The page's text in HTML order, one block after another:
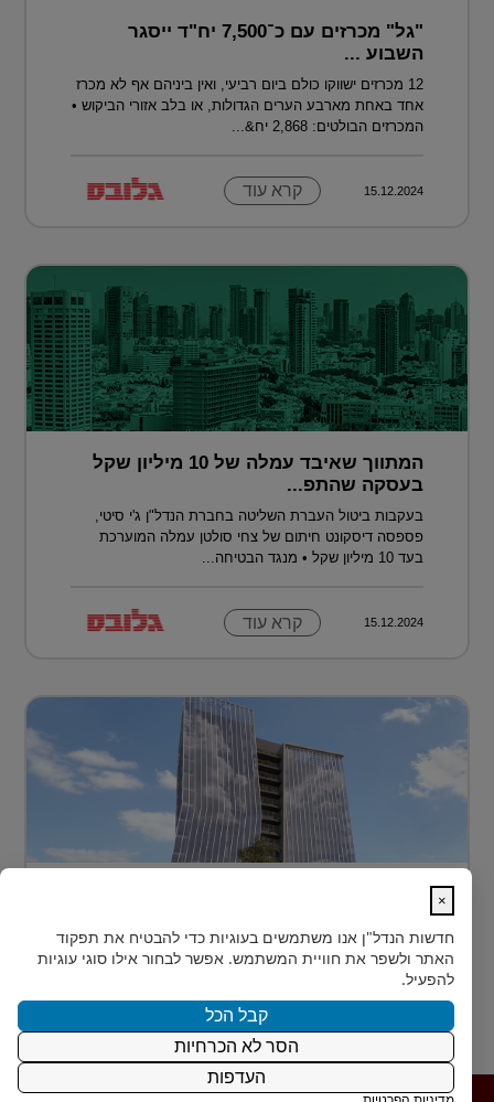
"גל" מכרזים עם כ־7,500 יח"ד ייסגר
השבוע ...
12 מכרזים ישווקו כולם ביום רביעי, ואין ביניהם אף לא מכרז
אחד באחת מארבע הערים הגדולות, או בלב אזורי הביקוש •
המכרזים הבולטים: 2,868 יח&...
15.12.2024 קרא עוד
המתווך שאיבד עמלה של 10 מיליון שקל
בעסקה שהתפ...
בעקבות ביטול העברת השליטה בחברת הנדל"ן ג'י סיטי,
פספסה דיסקונט חיתום של צחי סולטן עמלה המוערכת
בעד 10 מיליון שקל • מנגד הבטיחה...
15.12.2024 קרא עוד
MEDIPORT תל השומר - נבנה לפרוץ דרך אל המחר
בעולם הרפואה של המאה ה-21, קצב החדשנות אינו
מאפשר מנ...
15.12.2024 קרא עוד
×
חדשות הנדל"ן אנו משתמשים בעוגיות כדי להבטיח את תפקוד
האתר ולשפר את חוויית המשתמש. אפשר לבחור אילו סוגי עוגיות
להפעיל.
קבל הכל
הסר לא הכרחיות
העדפות